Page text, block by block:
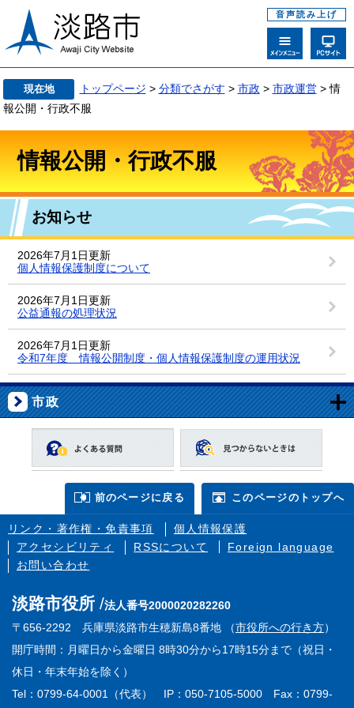
音声読み上げ
現在地 トップページ > 分類でさがす > 市政 > 市政運営> 情
報公開・行政不服
情報公開・行政不服
お知らせ
2026年7月1日更新
個人情報保護制度について
2026年7月1日更新
公益通報の処理状況
2026年7月1日更新
令和7年度 情報公開制度・個人情報保護制度の運用状況
市政
前のページに戻る このページのトップへ
リンク・著作権・免責事項
個人情報保護
アクセシビリティ
RSSについて
Foreign language
お問い合わせ
淡路市役所
法人番号2000020282260
〒656-2292 兵庫県淡路市生穂新島8番地 （市役所への行き方）
開庁時間：月曜日から金曜日 8時30分から17時15分まで（祝日・
休日・年末年始を除く）
Tel：0799-64-0001（代表） IP：050-7105-5000 Fax：0799-